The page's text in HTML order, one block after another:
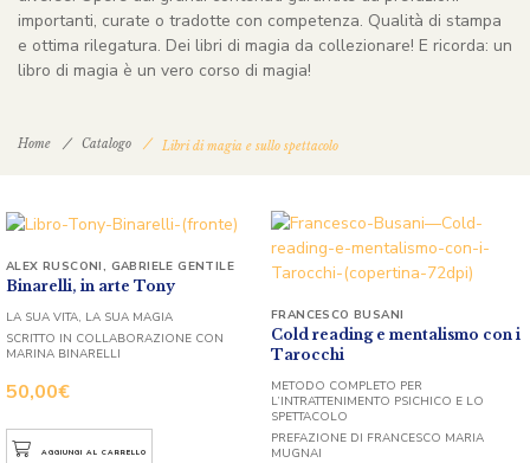
importanti, curate o tradotte con competenza. Qualità di stampa
e ottima rilegatura. Dei libri di magia da collezionare! E ricorda: un
libro di magia è un vero corso di magia!
Home Catalogo Libri di magia e sullo spettacolo
Binarelli, in arte Tony
50,00€
ALEX RUSCONI, GABRIELE GENTILE
LA SUA VITA, LA SUA MAGIA
SCRITTO IN COLLABORAZIONE CON
MARINA BINARELLI
AGGIUNGI AL CARRELLO
Cold reading e mentalismo con i
Tarocchi
FRANCESCO BUSANI
METODO COMPLETO PER
L’INTRATTENIMENTO PSICHICO E LO
SPETTACOLO
PREFAZIONE DI FRANCESCO MARIA
MUGNAI